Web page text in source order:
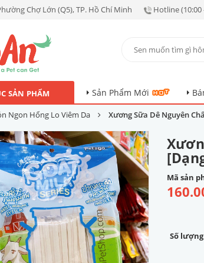
Chợ Lớn (Q5), TP. Hồ Chí Minh Hotline (10:00
SẢN PHẨM Sản Phẩm Mới
Ngon Hổng Lo Viêm Da Xương Sữa Dê Nguyên
Mã sản
Số lượng